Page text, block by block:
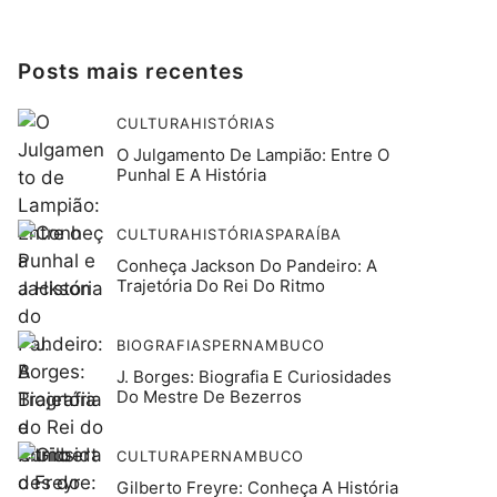
Posts mais recentes
CULTURAHISTÓRIAS
O Julgamento De Lampião: Entre O
Punhal E A História
CULTURAHISTÓRIASPARAÍBA
Conheça Jackson Do Pandeiro: A
Trajetória Do Rei Do Ritmo
BIOGRAFIASPERNAMBUCO
J. Borges: Biografia E Curiosidades
Do Mestre De Bezerros
CULTURAPERNAMBUCO
Gilberto Freyre: Conheça A História